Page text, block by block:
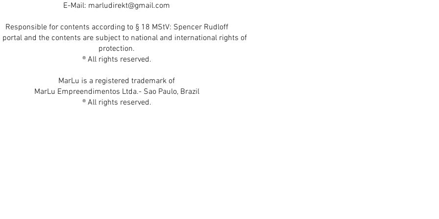
E-Mail: marludirekt@gmail.com
Responsible for contents according to § 18 MStV: Spencer Rudloff
portal and the contents are subject to national and international rights of
protection.
® All rights reserved.
MarLu is a registered trademark of
MarLu Empreendimentos Ltda.- Sao Paulo, Brazil
® All rights reserved.